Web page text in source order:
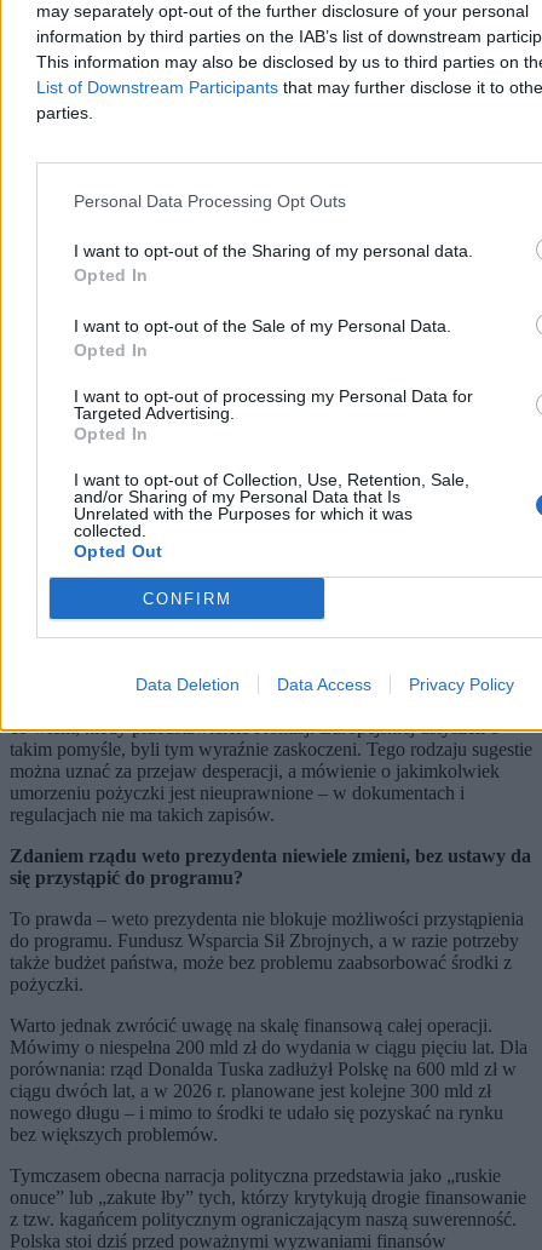
may separately opt-out of the further disclosure of your personal
information by third parties on the IAB’s list of downstream
This information may also be disclosed by us to third parties on
List of Downstream Participants that may further disclose it to
parties.
Personal Data Processing Opt Outs
I want to opt-out of the Sharing of my personal data.
Opted In
I want to opt-out of the Sale of my Personal Data.
Opted In
I want to opt-out of processing my Personal Data for
Targeted Advertising.
Opted In
I want to opt-out of Collection, Use, Retention, Sale,
and/or Sharing of my Personal Data that Is
Unrelated with the Purposes for which it was
collected.
Opted Out
CONFIRM
Data Deletion Data Access Privacy Policy
co wiem, kiedy przedstawiciele Komisji Europejskiej usłyszeli o
takim pomyśle, byli tym wyraźnie zaskoczeni. Tego rodzaju sugestie
można uznać za przejaw desperacji, a mówienie o jakimkolwiek
umorzeniu pożyczki jest nieuprawnione – w dokumentach i
regulacjach nie ma takich zapisów.
Zdaniem rządu weto prezydenta niewiele zmieni, bez ustawy da
się przystąpić do programu?
To prawda – weto prezydenta nie blokuje możliwości przystąpienia
do programu. Fundusz Wsparcia Sił Zbrojnych, a w razie potrzeby
także budżet państwa, może bez problemu zaabsorbować środki z
pożyczki.
Warto jednak zwrócić uwagę na skalę finansową całej operacji.
Mówimy o niespełna 200 mld zł do wydania w ciągu pięciu lat. Dla
porównania: rząd Donalda Tuska zadłużył Polskę na 600 mld zł w
ciągu dwóch lat, a w 2026 r. planowane jest kolejne 300 mld zł
nowego długu – i mimo to środki te udało się pozyskać na rynku
bez większych problemów.
Tymczasem obecna narracja polityczna przedstawia jako „ruskie
onuce” lub „zakute łby” tych, którzy krytykują drogie finansowanie
z tzw. kagańcem politycznym ograniczającym naszą suwerenność.
Polska stoi dziś przed poważnymi wyzwaniami finansów